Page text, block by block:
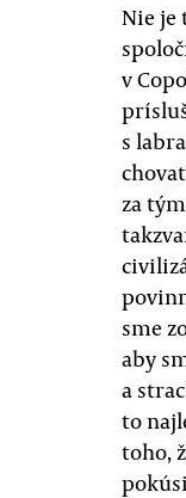
Nie je
v
s
za
sme
aby
a
to
toho,